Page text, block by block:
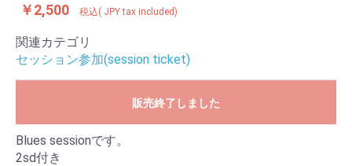
￥2,500 税込( JPY tax included)
関連カテゴリ
セッション参加(session ticket)
販売終了しました
お買い物を続ける（continue shopping）
Blues sessionです。
2sd付き